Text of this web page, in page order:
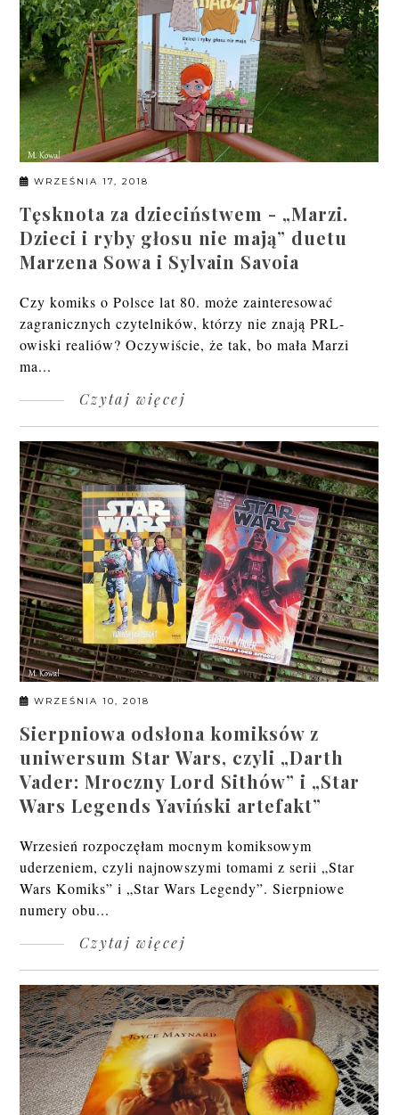
WRZEŚNIA 17, 2018
Tęsknota za dzieciństwem - „Marzi.
Dzieci i ryby głosu nie mają” duetu
Marzena Sowa i Sylvain Savoia
Czy komiks o Polsce lat 80. może zainteresować
zagranicznych czytelników, którzy nie znają PRL-
owiski realiów? Oczywiście, że tak, bo mała Marzi
ma...
Czytaj więcej
WRZEŚNIA 10, 2018
Sierpniowa odsłona komiksów z
uniwersum Star Wars, czyli „Darth
Vader: Mroczny Lord Sithów” i „Star
Wars Legends Yaviński artefakt”
Wrzesień rozpoczęłam mocnym komiksowym
uderzeniem, czyli najnowszymi tomami z serii „Star
Wars Komiks” i „Star Wars Legendy”. Sierpniowe
numery obu...
Czytaj więcej